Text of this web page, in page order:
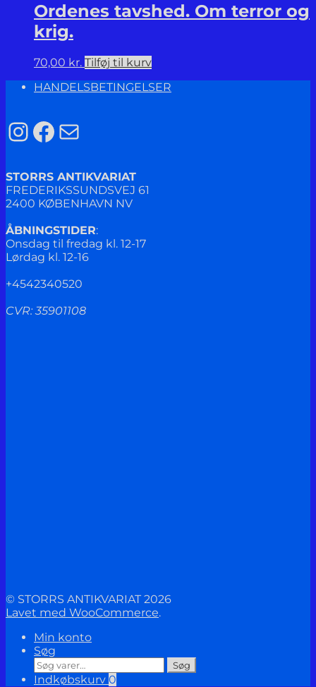
Ordenes tavshed. Om terror og
krig.
70,00 kr. Tilføj til kurv
HANDELSBETINGELSER
Instagram
Facebook
Mail
STORRS ANTIKVARIAT
FREDERIKSSUNDSVEJ 61
2400 KØBENHAVN NV
ÅBNINGSTIDER:
Onsdag til fredag kl. 12-17
Lørdag kl. 12-16
+4542340520
CVR: 35901108
© STORRS ANTIKVARIAT 2026
Lavet med WooCommerce.
Min konto
Søg
Søg
efter:
Søg
Indkøbskurv 0